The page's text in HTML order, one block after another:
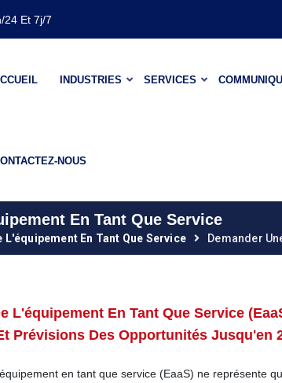
24 Et 7j/7
INDUSTRIES SERVICES
NOUS
En Tant Que Service
L'équipement En Tant Que Service Demander
L'équipement En Tant Que Service
Prévisions Des Opportunités Jusqu'en
en tant que service (EaaS) ne représente